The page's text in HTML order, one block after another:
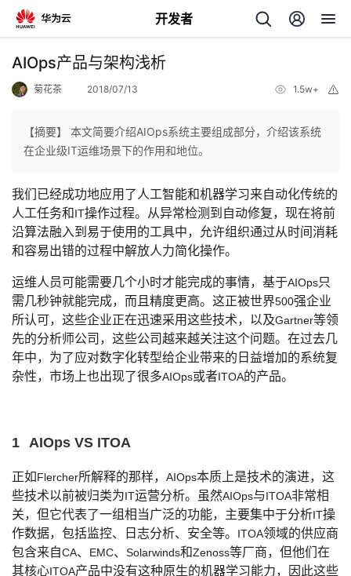
开发者
返
个
人
页
我
开
发
者
博
客
的
论
坛
我
的
圈
我
的
我
的
开
发
堂
我
的
我
我
的
Programs
我
的
我
的
技
我
的
AIOps产品与架构浅析
菊花茶 2018/07/13 1.5w+
【摘要】 本文简要介绍AIOps系统主要组成部分，介绍该系统
在企业级IT运维场景下的作用和地位。
我们已经成功地应用了人工智能和机器学习来自动化传统的
人工任务和IT操作过程。从异常检测到自动修复，现在将前
沿算法融入到易于使用的工具中，允许组织通过从时间消耗
和容易出错的过程中解放人力简化操作。
运维人员可能需要几个小时才能完成的事情，基于AIOps只
需几秒钟就能完成，而且精度更高。这正被世界500强企业
所认可，这些企业正在迅速采用这些技术，以及Gartner等领
先的分析师公司，这些公司越来越关注这个问题。在过去几
年中，为了应对数字化转型给企业带来的日益增加的系统复
杂性，市场上也出现了很多AIOps或者ITOA的产品。
1 AIOps VS ITOA
正如Flercher所解释的那样， AIOps本质上是技术的演进，这
些技术以前被归类为IT运营分析。虽然AIOps与ITOA非常相
关，但它代表了一组相当广泛的功能，主要集中于分析IT操
作数据，包括监控、日志分析、安全等。 ITOA领域的供应商
包含来自CA、 EMC、 Solarwinds和Zenoss等厂商，但他们在
其核心ITOA产品中没有这种原生的机器学习能力，因此这些